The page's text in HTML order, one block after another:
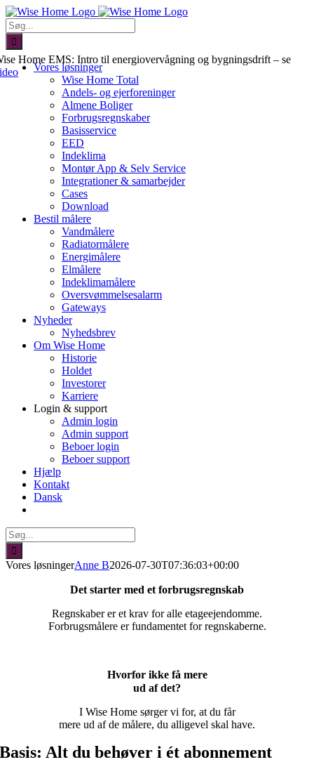
Skip
to
content
Søg
efter:
Vores løsninger
Wise Home Total
Andels- og ejerforeninger
Almene Boliger
Forbrugsregnskaber
Basisservice
EED
Indeklima
Montør App & Selv Service
Integrationer & samarbejder
Cases
Download
Bestil målere
Vandmålere
Radiatormålere
Energimålere
Elmålere
Indeklimamålere
Oversvømmelsesalarm
Gateways
Nyheder
Nyhedsbrev
Om Wise Home
Historie
Holdet
Investorer
Karriere
Login & support
Admin login
Admin support
Beboer login
Beboer support
Hjælp
Kontakt
Dansk
Søg
efter:
Vores løsningerAnne B2026-07-30T07:36:03+00:00
Det starter med et forbrugsregnskab
Regnskaber er et krav for alle etageejendomme.
Forbrugsmålere er fundamentet for regnskaberne.
Hvorfor ikke få mere
ud af det?
I Wise Home sørger vi for, at du får
mere ud af de målere, du alligevel skal have.
Basis: Alt du behøver i ét abonnement
Home EMS: Intro til energiovervågning og bygningsdrift – se